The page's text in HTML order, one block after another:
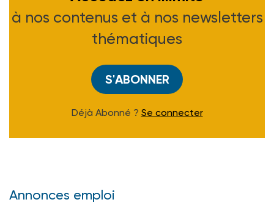
à nos contenus et à nos newsletters
thématiques
S'ABONNER
Déjà Abonné ? Se connecter
Annonces emploi